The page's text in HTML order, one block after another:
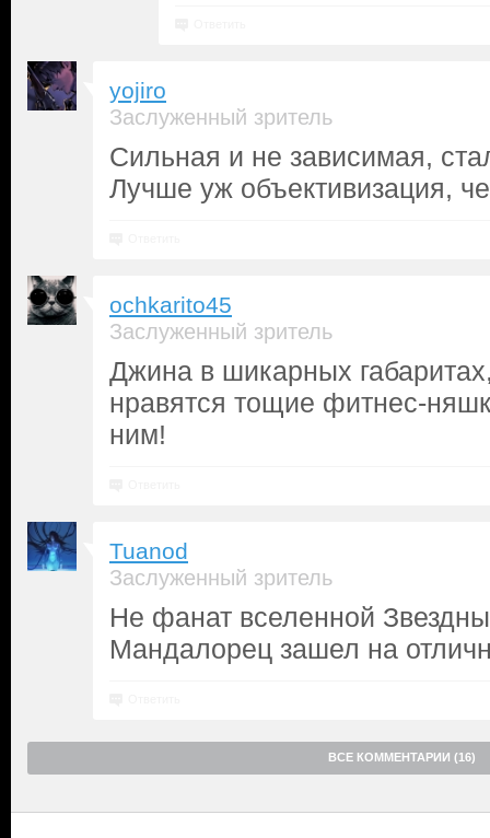
yojiro
Заслуженный зритель
Сильная и не зависимая,
Лучше уж объективизация,
ochkarito45
Заслуженный зритель
Джина в шикарных
нравятся тощие фитнес-
ним!
Tuanod
Заслуженный зритель
Не фанат вселенной
Мандалорец зашел на
ВСЕ КОММЕНТАРИИ (16)